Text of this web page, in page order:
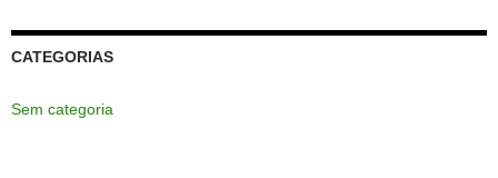
CATEGORIAS
Sem categoria